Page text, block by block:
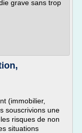
grave sans trop
(immobilier,
souscrivions une
risques de non
situations